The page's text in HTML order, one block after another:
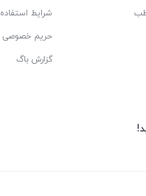
طب شرایط استفاده
حریم خصوصی
گزارش باگ